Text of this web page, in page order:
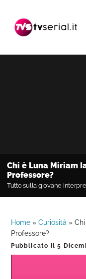
navigazione
contenuto
barra
primaria
Chi è Luna Miriam
Professore?
Tutto sulla giovane
Home »Curiosità »
Professore?
Pubblicato il5